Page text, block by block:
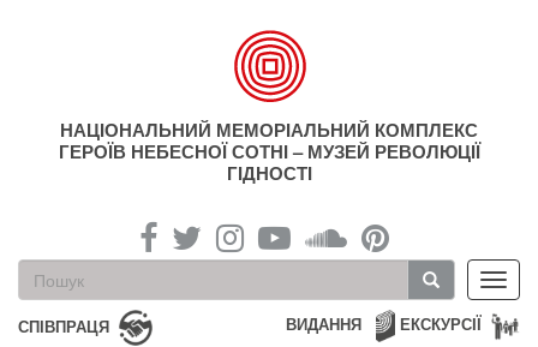
НАЦІОНАЛЬНИЙ МЕМОРІАЛЬНИЙ КОМПЛЕКС
ГЕРОЇВ НЕБЕСНОЇ СОТНІ – МУЗЕЙ РЕВОЛЮЦІЇ
ГІДНОСТІ
Пошукова
форма
Пошук
СПІВПРАЦЯ ЕКСКУРСІЇ
ВИДАННЯ